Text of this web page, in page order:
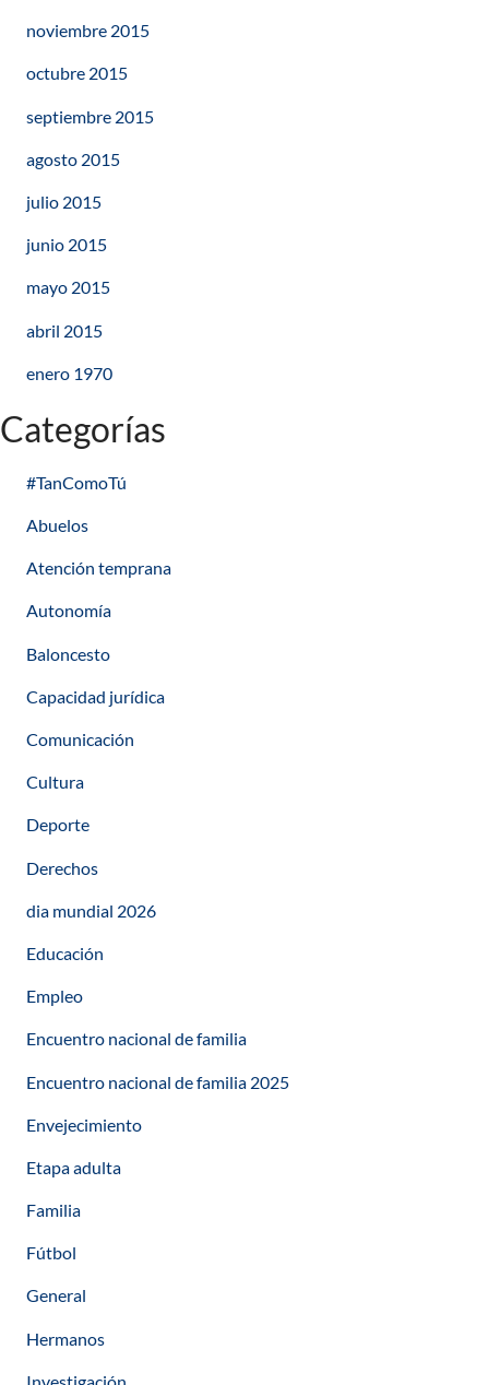
noviembre 2015
octubre 2015
septiembre 2015
agosto 2015
julio 2015
junio 2015
mayo 2015
abril 2015
enero 1970
Categorías
#TanComoTú
Abuelos
Atención temprana
Autonomía
Baloncesto
Capacidad jurídica
Comunicación
Cultura
Deporte
Derechos
dia mundial 2026
Educación
Empleo
Encuentro nacional de familia
Encuentro nacional de familia 2025
Envejecimiento
Etapa adulta
Familia
Fútbol
General
Hermanos